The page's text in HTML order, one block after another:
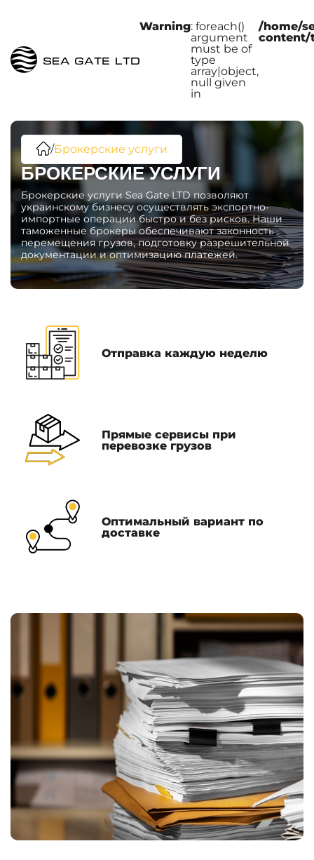
Warning: foreach()
argument
must be of
type
array|object,
null given
in
/home/
content/
/Брокерские услуги
БРОКЕРСКИЕ УСЛУГИ
Брокерские услуги Sea Gate LTD позволяют
украинскому бизнесу осуществлять экспортно-
импортные операции быстро и без рисков. Наши
таможенные брокеры обеспечивают законность
перемещения грузов, подготовку разрешительной
документации и оптимизацию платежей.
Отправка каждую неделю
Прямые сервисы при
перевозке грузов
Оптимальный вариант по
доставке